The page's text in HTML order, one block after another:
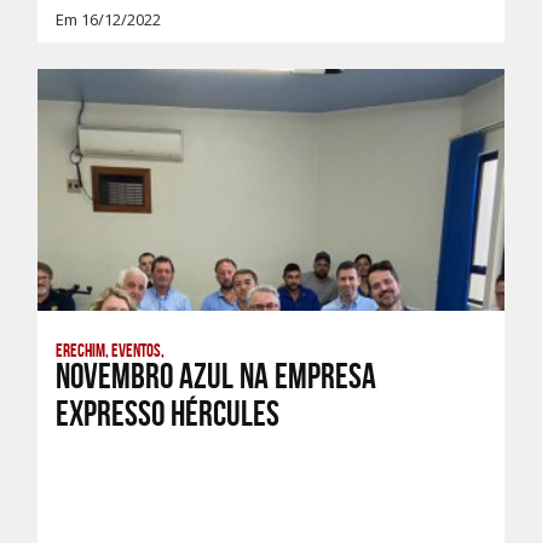
Em 16/12/2022
Erechim, Eventos,
Novembro Azul na Empresa
Expresso Hércules